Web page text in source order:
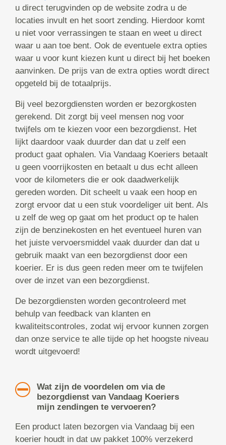
u direct terugvinden op de website zodra u de
locaties invult en het soort zending. Hierdoor komt
u niet voor verrassingen te staan en weet u direct
waar u aan toe bent. Ook de eventuele extra opties
waar u voor kunt kiezen kunt u direct bij het boeken
aanvinken. De prijs van de extra opties wordt direct
opgeteld bij de totaalprijs.
Bij veel bezorgdiensten worden er bezorgkosten
gerekend. Dit zorgt bij veel mensen nog voor
twijfels om te kiezen voor een bezorgdienst. Het
lijkt daardoor vaak duurder dan dat u zelf een
product gaat ophalen. Via Vandaag Koeriers betaalt
u geen voorrijkosten en betaalt u dus echt alleen
voor de kilometers die er ook daadwerkelijk
gereden worden. Dit scheelt u vaak een hoop en
zorgt ervoor dat u een stuk voordeliger uit bent. Als
u zelf de weg op gaat om het product op te halen
zijn de benzinekosten en het eventueel huren van
het juiste vervoersmiddel vaak duurder dan dat u
gebruik maakt van een bezorgdienst door een
koerier. Er is dus geen reden meer om te twijfelen
over de inzet van een bezorgdienst.
De bezorgdiensten worden gecontroleerd met
behulp van feedback van klanten en
kwaliteitscontroles, zodat wij ervoor kunnen zorgen
dan onze service te alle tijde op het hoogste niveau
wordt uitgevoerd!
Wat zijn de voordelen om via de
bezorgdienst van Vandaag Koeriers
mijn zendingen te vervoeren?
Een product laten bezorgen via Vandaag bij een
koerier houdt in dat uw pakket 100% verzekerd